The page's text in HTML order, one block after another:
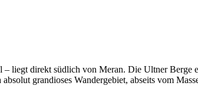
liegt direkt südlich von Meran. Die Ultner
grandioses Wandergebiet, abseits vom